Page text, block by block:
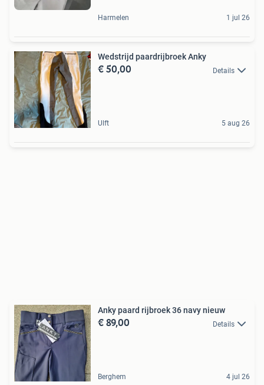
Harmelen 1 jul 26
Wedstrijd paardrijbroek Anky
€ 50,00 Details
Ulft 5 aug 26
Anky paard rijbroek 36 navy nieuw
€ 89,00 Details
Berghem 4 jul 26